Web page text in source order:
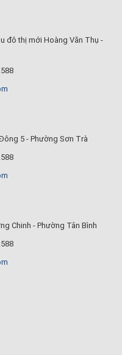
đô thị mới Hoàng Văn Thụ -
5 - Phường Sơn Trà
Chinh - Phường Tân Bình